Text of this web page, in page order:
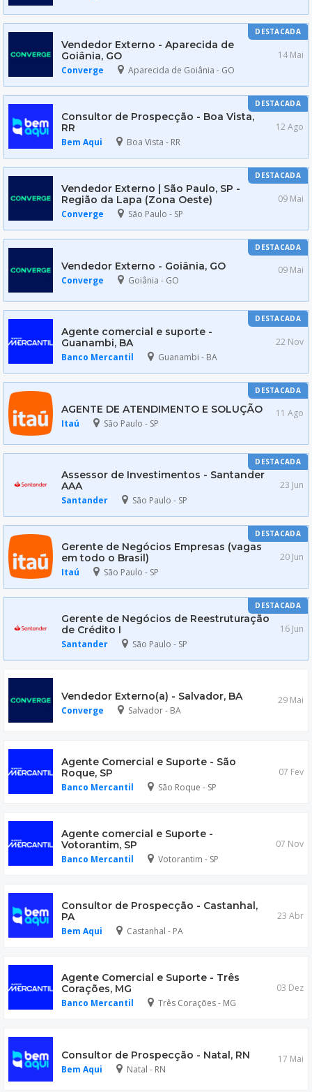
Vendedor Externo - Aparecida de
Goiânia, GO
Converge Aparecida de Goiânia - GO
14 Mai
DESTACADA
Consultor de Prospecção - Boa Vista,
RR
Bem Aqui Boa Vista - RR
12 Ago
DESTACADA
Vendedor Externo | São Paulo, SP -
Região da Lapa (Zona Oeste)
Converge São Paulo - SP
09 Mai
DESTACADA
Vendedor Externo - Goiânia, GO
Converge Goiânia - GO
09 Mai
DESTACADA
Agente comercial e suporte -
Guanambi, BA
Banco Mercantil Guanambi - BA
22 Nov
DESTACADA
AGENTE DE ATENDIMENTO E SOLUÇÃO
Itaú São Paulo - SP
11 Ago
DESTACADA
Assessor de Investimentos - Santander
AAA
Santander São Paulo - SP
23 Jun
DESTACADA
Gerente de Negócios Empresas (vagas
em todo o Brasil)
Itaú São Paulo - SP
20 Jun
DESTACADA
Gerente de Negócios de Reestruturação
de Crédito I
Santander São Paulo - SP
16 Jun
DESTACADA
Vendedor Externo(a) - Salvador, BA
Converge Salvador - BA
29 Mai
Agente Comercial e Suporte - São
Roque, SP
Banco Mercantil São Roque - SP
07 Fev
Agente comercial e Suporte -
Votorantim, SP
Banco Mercantil Votorantim - SP
07 Nov
Consultor de Prospecção - Castanhal,
PA
Bem Aqui Castanhal - PA
23 Abr
Agente Comercial e Suporte - Três
Corações, MG
Banco Mercantil Três Corações - MG
03 Dez
Consultor de Prospecção - Natal, RN
Bem Aqui Natal - RN
17 Mai